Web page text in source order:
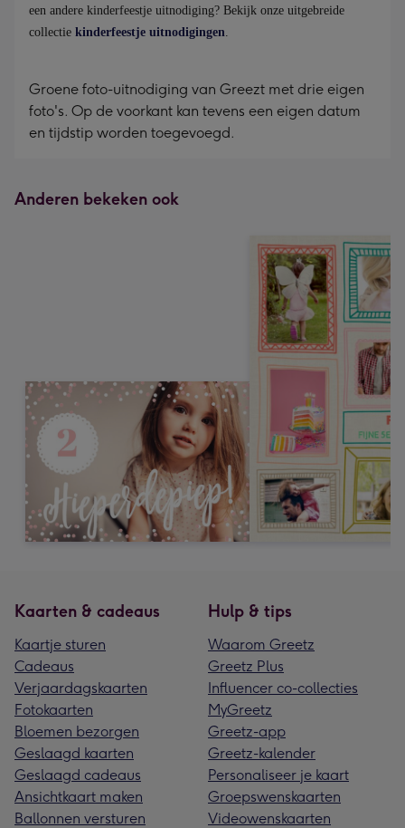
mm
een andere kinderfeestje uitnodiging? Bekijk onze uitgebreide
collectie kinderfeestje uitnodigingen.
Groene foto-uitnodiging van Greezt met drie eigen
foto's. Op de voorkant kan tevens een eigen datum
en tijdstip worden toegevoegd.
Anderen bekeken ook
Kaarten & cadeaus
Kaartje sturen
Cadeaus
Verjaardagskaarten
Fotokaarten
Bloemen bezorgen
Geslaagd kaarten
Geslaagd cadeaus
Ansichtkaart maken
Ballonnen versturen
Hulp & tips
Waarom Greetz
Greetz Plus
Influencer co-collecties
MyGreetz
Greetz-app
Greetz-kalender
Personaliseer je kaart
Groepswenskaarten
Videowenskaarten